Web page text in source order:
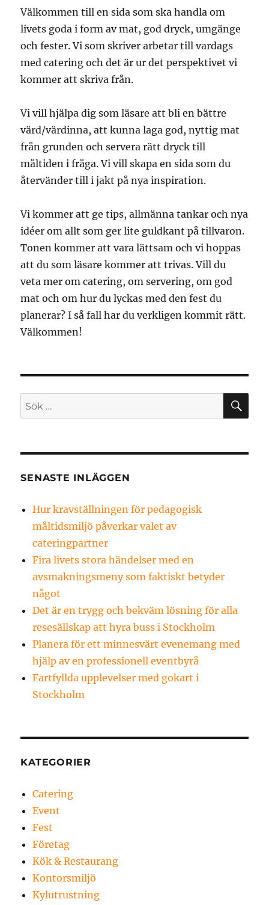
Välkommen till en sida som ska handla om
livets goda i form av mat, god dryck, umgänge
och fester. Vi som skriver arbetar till vardags
med catering och det är ur det perspektivet vi
kommer att skriva från.
Vi vill hjälpa dig som läsare att bli en bättre
värd/värdinna, att kunna laga god, nyttig mat
från grunden och servera rätt dryck till
måltiden i fråga. Vi vill skapa en sida som du
återvänder till i jakt på nya inspiration.
Vi kommer att ge tips, allmänna tankar och nya
idéer om allt som ger lite guldkant på tillvaron.
Tonen kommer att vara lättsam och vi hoppas
att du som läsare kommer att trivas. Vill du
veta mer om catering, om servering, om god
mat och om hur du lyckas med den fest du
planerar? I så fall har du verkligen kommit rätt.
Välkommen!
Sök
efter:
SENASTE INLÄGGEN
Hur kravställningen för pedagogisk
måltidsmiljö påverkar valet av
cateringpartner
Fira livets stora händelser med en
avsmakningsmeny som faktiskt betyder
något
Det är en trygg och bekväm lösning för alla
resesällskap att hyra buss i Stockholm
Planera för ett minnesvärt evenemang med
hjälp av en professionell eventbyrå
Fartfyllda upplevelser med gokart i
Stockholm
KATEGORIER
Catering
Event
Fest
Företag
Kök & Restaurang
Kontorsmiljö
Kylutrustning